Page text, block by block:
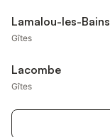
Lamalou-les-Bains
Gîtes
Lacombe
Gîtes